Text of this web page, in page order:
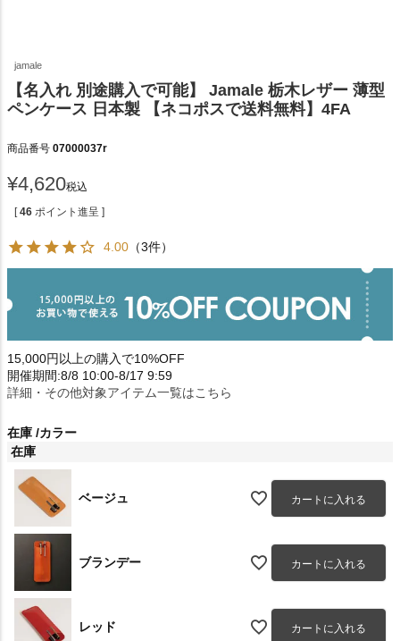
jamale
【名入れ 別途購入で可能】 Jamale 栃木レザー 薄型
ペンケース 日本製 【ネコポスで送料無料】4FA
商品番号 07000037r
¥4,620税込
[ 46 ポイント進呈 ]
4.00 （3件）
15,000円以上の購入で10%OFF
開催期間:8/8 10:00-8/17 9:59
詳細・その他対象アイテム一覧はこちら
在庫 カラー
在庫
ベージュ カートに入れる
ブランデー カートに入れる
レッド カートに入れる